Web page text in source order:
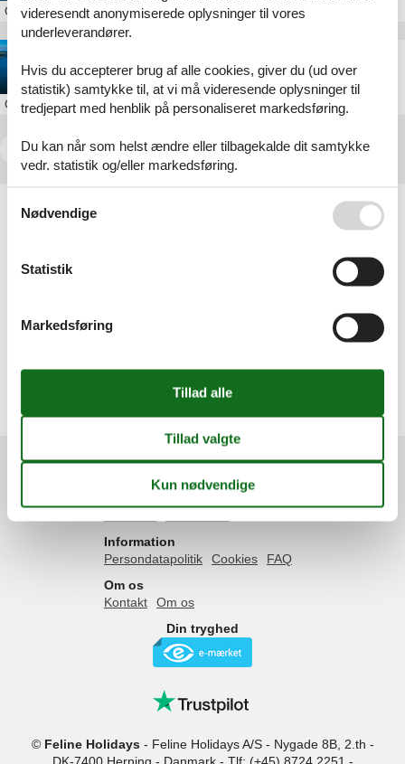
OmSvendborg
OmSydfyn
<< < 1 2 3
Alle
Geografier
Fyn
Faaborg
Tåsinge
Information
Persondatapolitik
Cookies
FAQ
Om os
Kontakt
Om os
Din tryghed
© Feline Holidays- Feline Holidays A/S- Nygade 8B, 2.th -
videresendt anonymiserede oplysninger til vores
underleverandører.
Hvis du accepterer brug af alle cookies, giver du (ud over
statistik) samtykke til, at vi må videresende oplysninger til
tredjepart med henblik på personaliseret markedsføring.
Du kan når som helst ændre eller tilbagekalde dit samtykke
vedr. statistik og/eller markedsføring.
Nødvendige
Statistik
Markedsføring